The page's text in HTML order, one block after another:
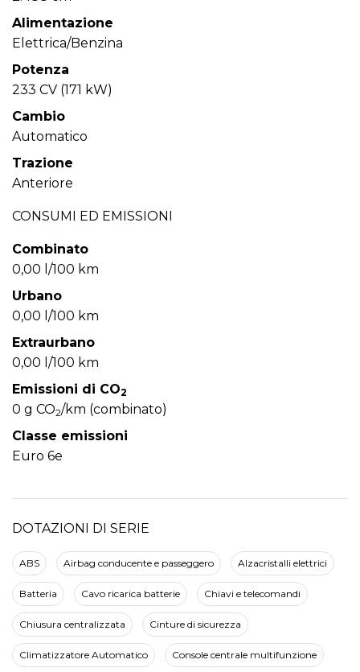
Alimentazione
Elettrica/Benzina
Potenza
233 CV (171 kW)
Cambio
Automatico
Trazione
Anteriore
CONSUMI ED EMISSIONI
Combinato
0,00 l/100 km
Urbano
0,00 l/100 km
Extraurbano
0,00 l/100 km
Emissioni di CO2
0 g CO2/km (combinato)
Classe emissioni
Euro 6e
DOTAZIONI DI SERIE
ABS Airbag conducente e passeggero Alzacristalli elettrici
Batteria Cavo ricarica batterie Chiavi e telecomandi
Chiusura centralizzata Cinture di sicurezza
Climatizzatore Automatico Console centrale multifunzione